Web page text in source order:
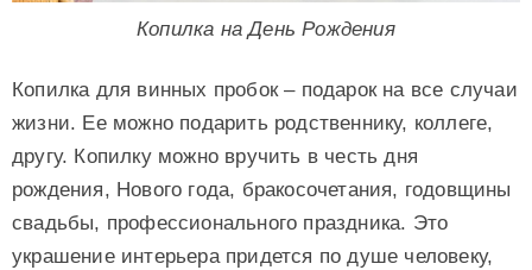
Копилка на День Рождения
Копилка для винных пробок – подарок на все случаи
жизни. Ее можно подарить родственнику, коллеге,
другу. Копилку можно вручить в честь дня
рождения, Нового года, бракосочетания, годовщины
свадьбы, профессионального праздника. Это
украшение интерьера придется по душе человеку,